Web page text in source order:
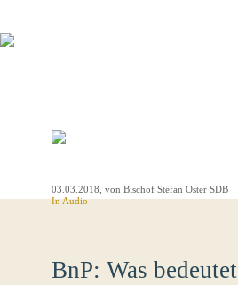
03.03.2018 , von Bischof Stefan Oster SDB
In Audio
BnP: Was bedeutet